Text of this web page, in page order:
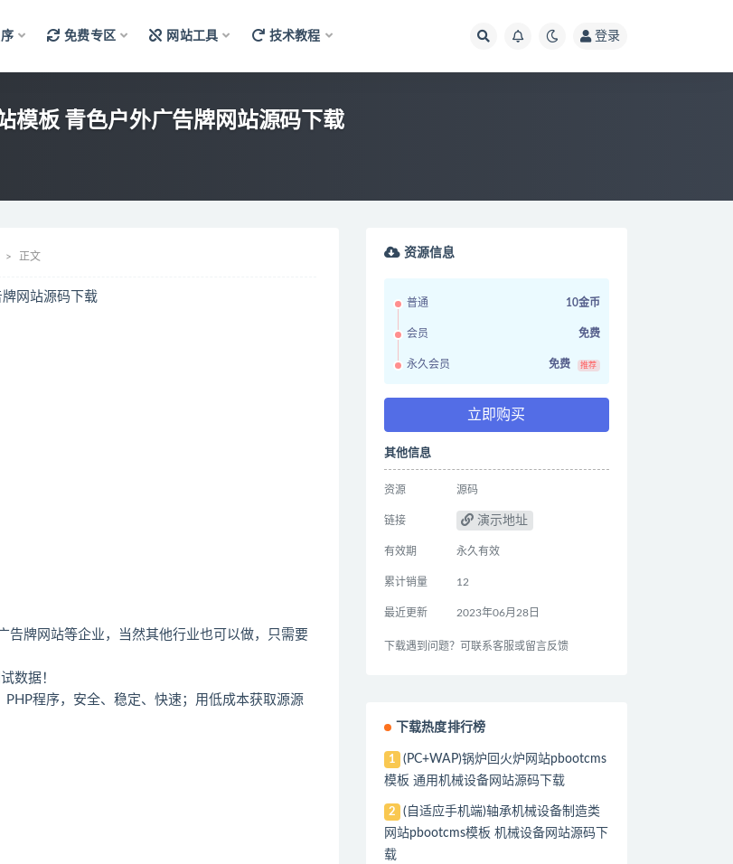
免费专区 网站工具 技术教程 登录
模板 青色户外广告牌网站源码下载
正文
网站源码下载
告牌网站等企业，当然其他行业也可以做，只需要
数据！
程序，安全、稳定、快速；用低成本获取源源
资源信息
普通 10金币
会员 免费
永久会员 免费 推荐
立即购买
其他信息
资源 源码
链接 演示地址
有效期 永久有效
累计销量 12
最近更新 2023年06月28日
下载遇到问题？可联系客服或留言反馈
下载热度排行榜
1
(PC+WAP)锅炉回火炉网站pbootcms
模板 通用机械设备网站源码下载
2
(自适应手机端)轴承机械设备制造类
网站pbootcms模板 机械设备网站源码下
载